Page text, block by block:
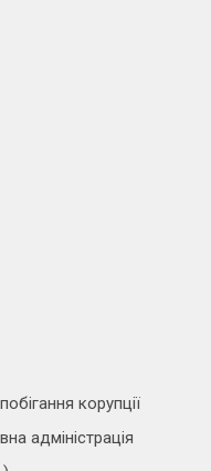
корупції
адміністрація